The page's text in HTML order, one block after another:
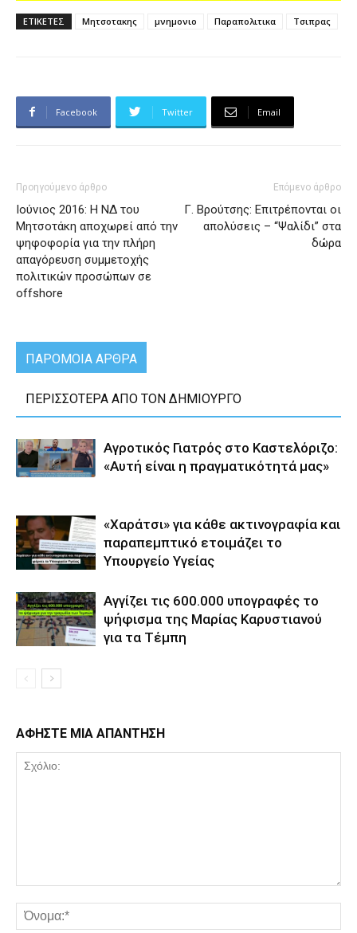
ΕΤΙΚΕΤΕΣ Μητσοτακης μνημονιο Παραπολιτικα Τσιπρας
Facebook Twitter Email
Προηγούμενο άρθρο
Ιούνιος 2016: Η ΝΔ του
Μητσοτάκη αποχωρεί από την
ψηφοφορία για την πλήρη
απαγόρευση συμμετοχής
πολιτικών προσώπων σε
offshore
Επόμενο άρθρο
Γ. Βρούτσης: Επιτρέπονται οι
απολύσεις – “Ψαλίδι” στα
δώρα
ΠΑΡΟΜΟΙΑ ΑΡΘΡΑ
ΠΕΡΙΣΣΟΤΕΡΑ ΑΠΟ ΤΟΝ ΔΗΜΙΟΥΡΓΟ
Αγροτικός Γιατρός στο Καστελόριζο:
«Αυτή είναι η πραγματικότητά μας»
«Χαράτσι» για κάθε ακτινογραφία και
παραπεμπτικό ετοιμάζει το
Υπουργείο Υγείας
Αγγίζει τις 600.000 υπογραφές το
ψήφισμα της Μαρίας Καρυστιανού
για τα Τέμπη
ΑΦΗΣΤΕ ΜΙΑ ΑΠΑΝΤΗΣΗ